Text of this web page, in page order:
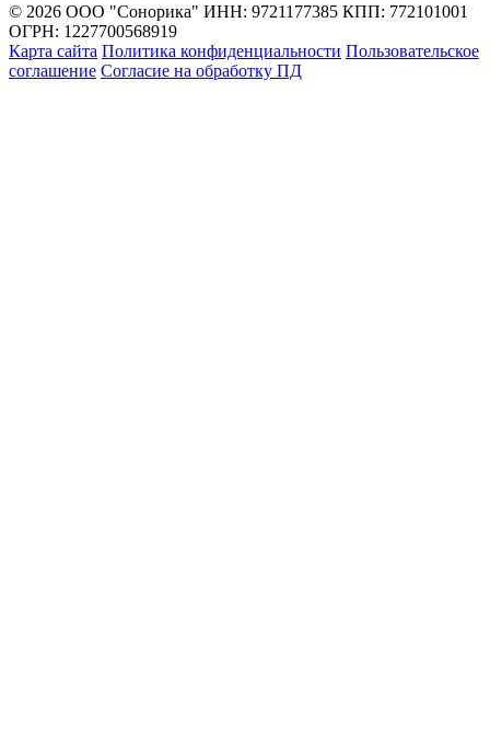
© 2026 ООО "Сонорика" ИНН: 9721177385 КПП: 772101001
ОГРН: 1227700568919
Карта сайта Политика конфиденциальности Пользовательское
соглашение Согласие на обработку ПД